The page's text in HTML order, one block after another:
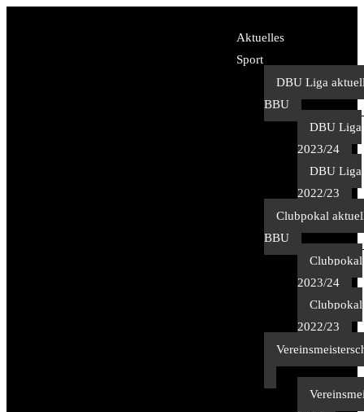
Aktuelles
Sport
DBU Liga
BBU
DBU Liga
2023/24
DBU Liga
2022/23
Clubpokal
BBU
Clubpokal
2023/24
Clubpokal
2022/23